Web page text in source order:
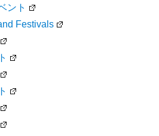
ント
Festivals